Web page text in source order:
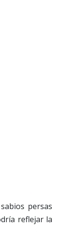
persas
reflejar la